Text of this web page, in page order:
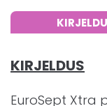
KIRJELDUS
EuroSept Xtra